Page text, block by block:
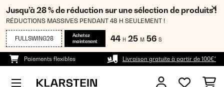
Jusqu’à 28 % de réduction sur une sélection de produits !
RÉDUCTIONS MASSIVES PENDANT 48 H SEULEMENT !
FULLSWING28
Achetez
maintenant
44 H 25 M 54 S
Paiements flexibles Livraison gratuite à partir de 100€*